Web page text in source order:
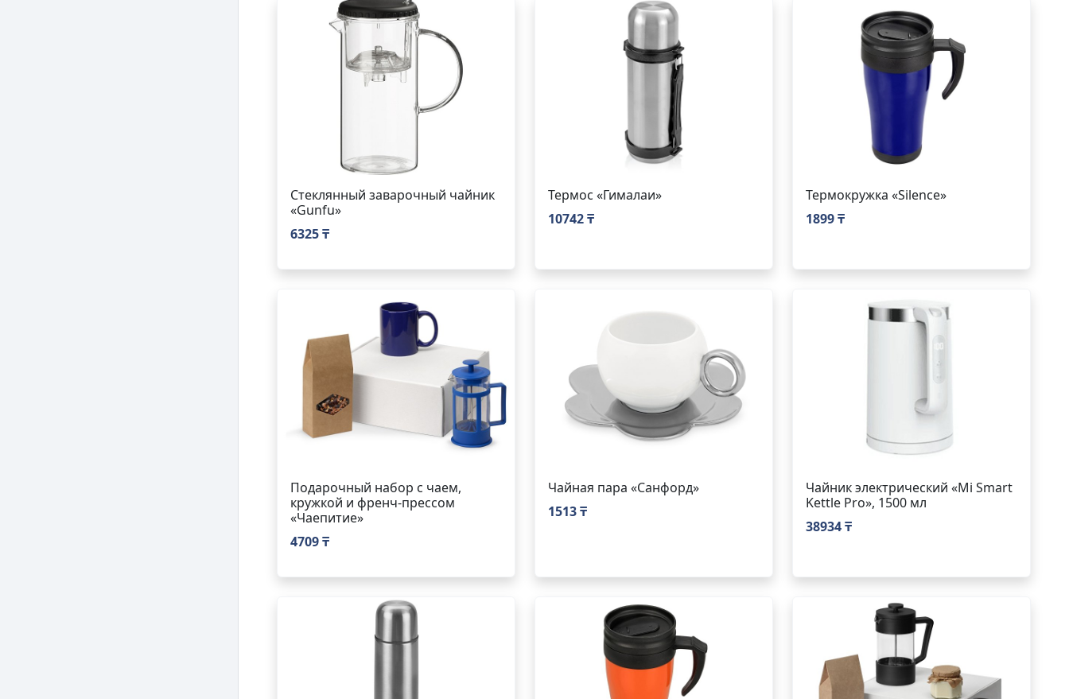
Стеклянный заварочный чайник
«Gunfu»
6325 ₸
Термос «Гималаи»
10742 ₸
Термокружка «Silence»
1899 ₸
Подарочный набор с чаем,
кружкой и френч-прессом
«Чаепитие»
4709 ₸
Чайная пара «Санфорд»
1513 ₸
Чайник электрический «Mi Smart
Kettle Pro», 1500 мл
38934 ₸